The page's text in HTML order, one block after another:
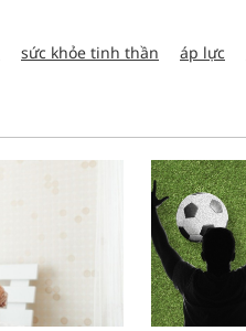
sức khỏe tinh thần áp lực